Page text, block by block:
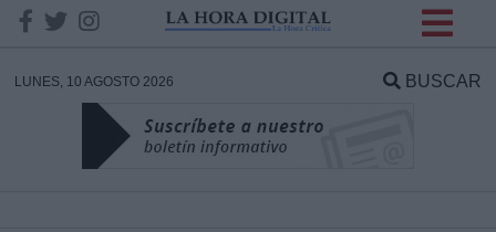
LUNES, 10 AGOSTO 2026 BUSCAR
DATOS
Responsable: